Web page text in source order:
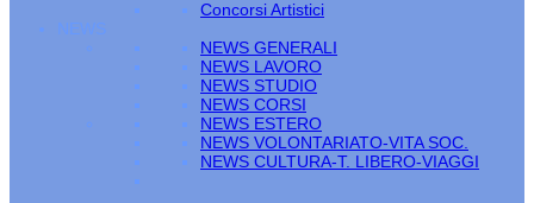
Concorsi Artistici
NEWS
NEWS GENERALI
NEWS LAVORO
NEWS STUDIO
NEWS CORSI
NEWS ESTERO
NEWS VOLONTARIATO-VITA SOC.
NEWS CULTURA-T. LIBERO-VIAGGI